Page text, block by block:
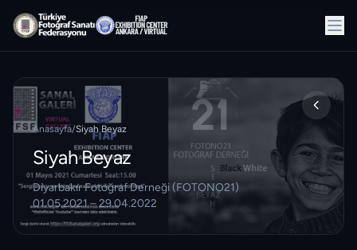
Anasayfa/Siyah Beyaz
Siyah Beyaz
Diyarbakır Fotoğraf Derneği (FOTONO21)
01.05.2021 – 29.04.2022